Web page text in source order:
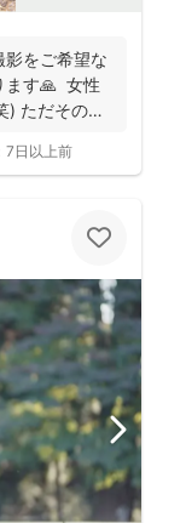
をご希望な
ます🙏 女性
) ただその分
7日以上前